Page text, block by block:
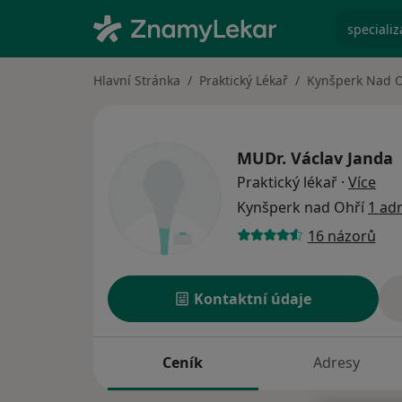
Hlavní Stránka Praktický Lékař Kynšperk Nad
MUDr. Václav Janda
Praktický lékař · Více
Kynšperk nad Ohří 1
16 názorů
Kontaktní údaje
Ceník Adresy